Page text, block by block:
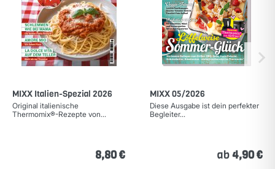
MIXX Italien-Spezial 2026
Original italienische
Thermomix®-Rezepte von...
8,80 €
MIXX 05/2026
Diese Ausgabe ist dein perfekter
Begleiter...
ab4,90 €